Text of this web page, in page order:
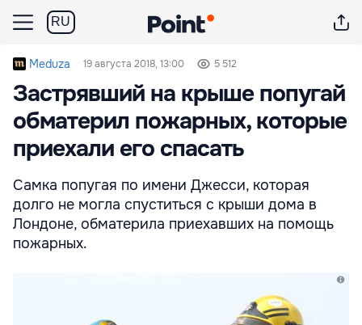
RU
Meduza 19 августа 2018, 13:00 5 512
Застрявший на крыше попугай
обматерил пожарных, которые
приехали его спасать
Самка попугая по имени Джесси, которая
долго не могла спуститься с крыши дома в
Лондоне, обматерила приехавших на помощь
пожарных.